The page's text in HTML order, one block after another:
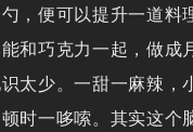
，便可以提升一道料
和巧克力一起，做成
太少。一甜一麻辣，
时一哆嗦。其实这个